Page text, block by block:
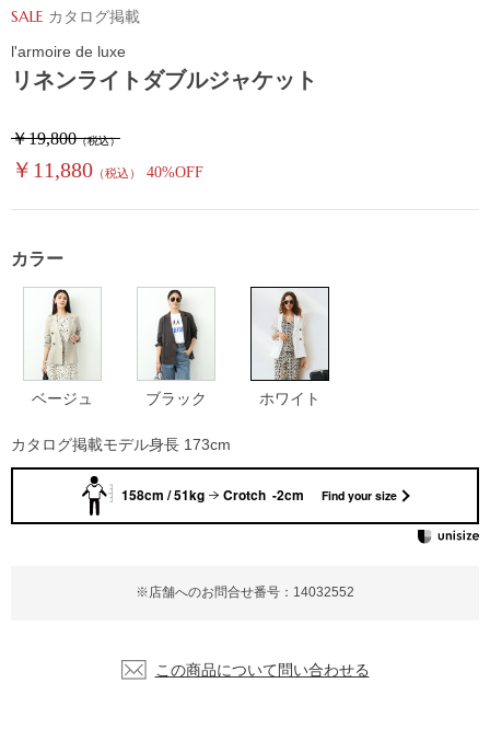
リネンライトダブルジャケット
SALE カタログ掲載
￥19,800（税込）
￥11,880 （税込） 40%OFF
※店舗へのお問合せ番号：14032552
l'armoire de luxe
カラー
ベージュ ブラック ホワイト
この商品について問い合わせる
カタログ掲載モデル身長 173cm
158cm / 51kg Crotch -2cm Find your size